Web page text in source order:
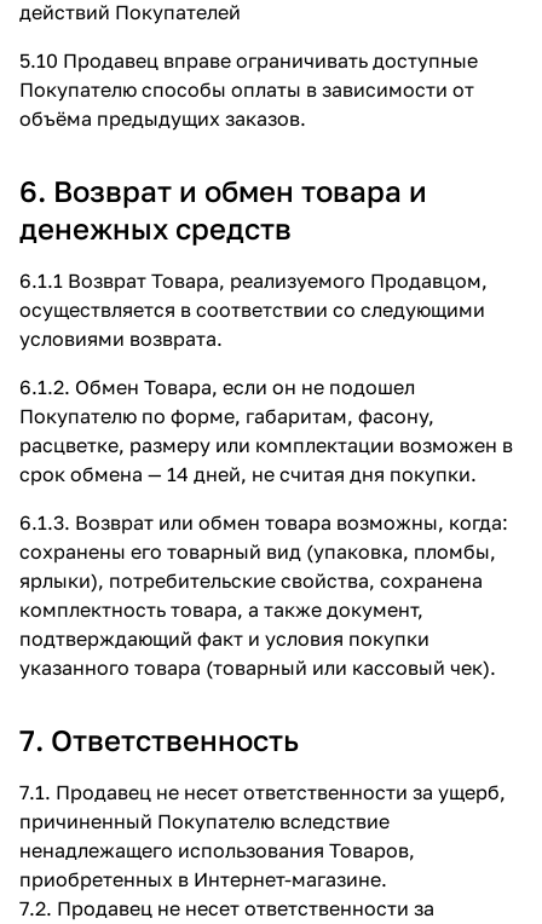
действий Покупателей
5.10 Продавец вправе ограничивать доступные
Покупателю способы оплаты в зависимости от
объёма предыдущих заказов.
6. Возврат и обмен товара и
денежных средств
6.1.1 Возврат Товара, реализуемого Продавцом,
осуществляется в соответствии со следующими
условиями возврата.
6.1.2. Обмен Товара, если он не подошел
Покупателю по форме, габаритам, фасону,
расцветке, размеру или комплектации возможен в
срок обмена — 14 дней, не считая дня покупки.
6.1.3. Возврат или обмен товара возможны, когда:
сохранены его товарный вид (упаковка, пломбы,
ярлыки), потребительские свойства, сохранена
комплектность товара, а также документ,
подтверждающий факт и условия покупки
указанного товара (товарный или кассовый чек).
7. Ответственность
7.1. Продавец не несет ответственности за ущерб,
причиненный Покупателю вследствие
ненадлежащего использования Товаров,
приобретенных в Интернет-магазине.
7.2. Продавец не несет ответственности за